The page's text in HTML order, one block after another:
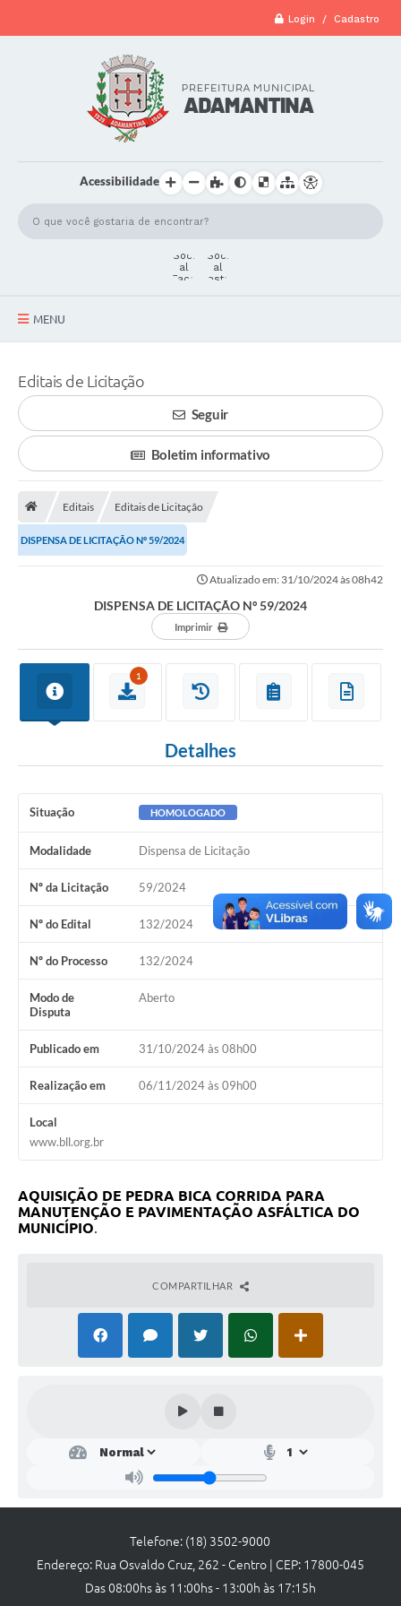
Login / Cadastro
Acessibilidade
MENU
Secretarias
Legislação
Atos Municipais
Transparência
CIPA 2026-2027
Lei Paulo Gustavo
Arquivos para Download
SEBRAE
LGPD
Sugestões
SOLICITAÇÕES PRESENCIAIS (SIC-FÍSICO)
Expediente
Sistemas
Ouvidoria
Galeria de Vídeos
Projetos
Contas Públicas
Links
Editais de Licitação
Seguir
Boletim informativo
Editais Editais de Licitação
DISPENSA DE LICITAÇÃO Nº 59/2024
Atualizado em: 31/10/2024 às 08h42
DISPENSA DE LICITAÇÃO Nº 59/2024
Imprimir
1
Detalhes
Situação HOMOLOGADO
Modalidade Dispensa de Licitação
Nº da Licitação 59/2024
Nº do Edital 132/2024
Nº do Processo 132/2024
Modo de
Disputa
Aberto
Publicado em 31/10/2024 às 08h00
Realização em 06/11/2024 às 09h00
Local
www.bll.org.br
AQUISIÇÃO DE PEDRA BICA CORRIDA PARA
MANUTENÇÃO E PAVIMENTAÇÃO ASFÁLTICA DO
MUNICÍPIO.
COMPARTILHAR
Telefone: (18) 3502-9000
Endereço: Rua Osvaldo Cruz, 262 - Centro | CEP: 17800-045
Das 08:00hs às 11:00hs - 13:00h às 17:15h